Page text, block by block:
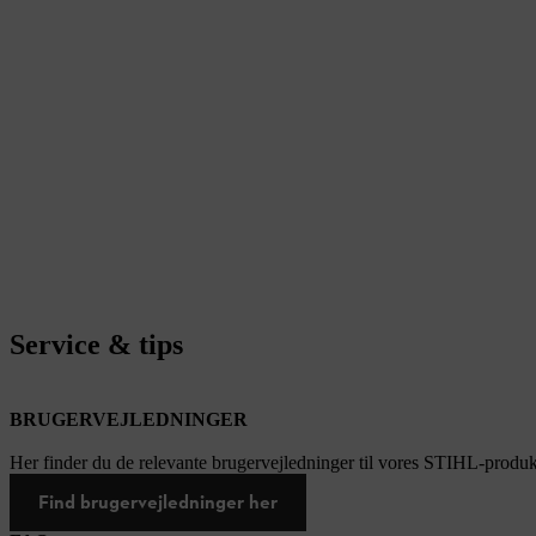
Service & tips
BRUGERVEJLEDNINGER
Her finder du de relevante brugervejledninger til vores STIHL-
Find brugervejledninger her